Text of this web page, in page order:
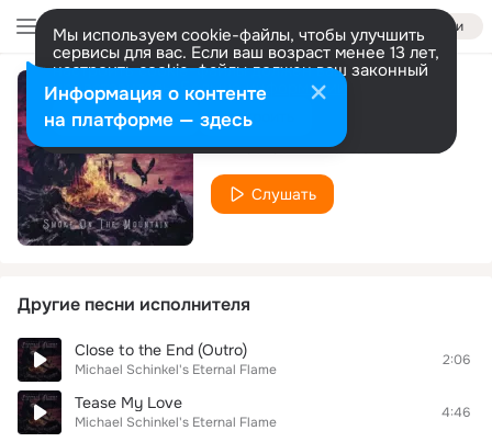
Войти
Мы используем cookie-файлы, чтобы улучшить
сервисы для вас. Если ваш возраст менее 13 лет,
настроить cookie-файлы должен ваш законный
представитель. Больше информации
Разрешить все Настроить
Queen of the Hill
Michael Schinkel's Eternal Flame
Слушать
Другие песни исполнителя
Close to the End (Outro)
Michael Schinkel's Eternal Flame
2:06
Tease My Love
Michael Schinkel's Eternal Flame
4:46
Информация о контенте
на платформе — здесь